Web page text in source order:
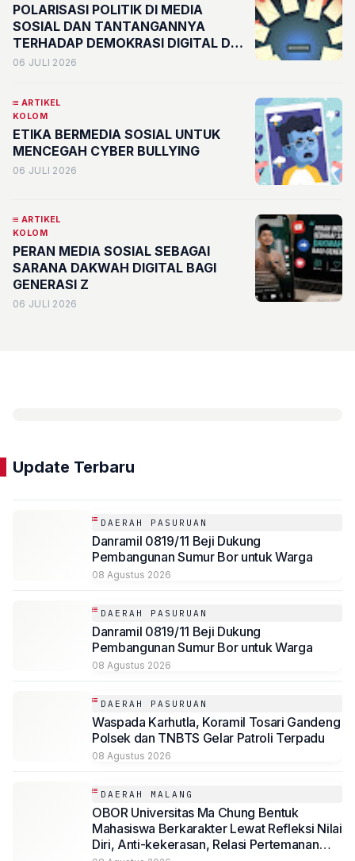
POLARISASI POLITIK DI MEDIA
SOSIAL DAN TANTANGANNYA
TERHADAP DEMOKRASI DIGITAL DI
INDONESIA
06 JULI 2026
ARTIKEL
KOLOM
ETIKA BERMEDIA SOSIAL UNTUK
MENCEGAH CYBER BULLYING
06 JULI 2026
ARTIKEL
KOLOM
PERAN MEDIA SOSIAL SEBAGAI
SARANA DAKWAH DIGITAL BAGI
GENERASI Z
06 JULI 2026
Update Terbaru
DAERAH PASURUAN
Danramil 0819/11 Beji Dukung
Pembangunan Sumur Bor untuk Warga
08 Agustus 2026
DAERAH PASURUAN
Danramil 0819/11 Beji Dukung
Pembangunan Sumur Bor untuk Warga
08 Agustus 2026
DAERAH PASURUAN
Waspada Karhutla, Koramil Tosari Gandeng
Polsek dan TNBTS Gelar Patroli Terpadu
08 Agustus 2026
DAERAH MALANG
OBOR Universitas Ma Chung Bentuk
Mahasiswa Berkarakter Lewat Refleksi Nilai
Diri, Anti-kekerasan, Relasi Pertemanan